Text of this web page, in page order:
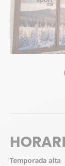
Temporada alta